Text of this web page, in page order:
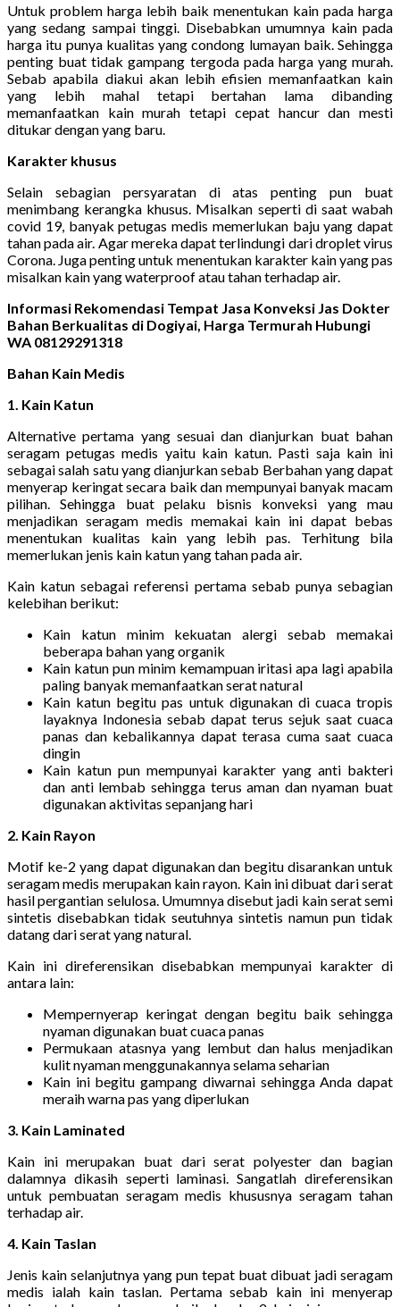
Untuk problem harga lebih baik menentukan kain pada harga
yang sedang sampai tinggi. Disebabkan umumnya kain pada
harga itu punya kualitas yang condong lumayan baik. Sehingga
penting buat tidak gampang tergoda pada harga yang murah.
Sebab apabila diakui akan lebih efisien memanfaatkan kain
yang lebih mahal tetapi bertahan lama dibanding
memanfaatkan kain murah tetapi cepat hancur dan mesti
ditukar dengan yang baru.
Karakter khusus
Selain sebagian persyaratan di atas penting pun buat
menimbang kerangka khusus. Misalkan seperti di saat wabah
covid 19, banyak petugas medis memerlukan baju yang dapat
tahan pada air. Agar mereka dapat terlindungi dari droplet virus
Corona. Juga penting untuk menentukan karakter kain yang pas
misalkan kain yang waterproof atau tahan terhadap air.
Informasi Rekomendasi Tempat Jasa Konveksi Jas Dokter
Bahan Berkualitas di Dogiyai, Harga Termurah Hubungi
WA 08129291318
Bahan Kain Medis
1. Kain Katun
Alternative pertama yang sesuai dan dianjurkan buat bahan
seragam petugas medis yaitu kain katun. Pasti saja kain ini
sebagai salah satu yang dianjurkan sebab Berbahan yang dapat
menyerap keringat secara baik dan mempunyai banyak macam
pilihan. Sehingga buat pelaku bisnis konveksi yang mau
menjadikan seragam medis memakai kain ini dapat bebas
menentukan kualitas kain yang lebih pas. Terhitung bila
memerlukan jenis kain katun yang tahan pada air.
Kain katun sebagai referensi pertama sebab punya sebagian
kelebihan berikut:
Kain katun minim kekuatan alergi sebab memakai
beberapa bahan yang organik
Kain katun pun minim kemampuan iritasi apa lagi apabila
paling banyak memanfaatkan serat natural
Kain katun begitu pas untuk digunakan di cuaca tropis
layaknya Indonesia sebab dapat terus sejuk saat cuaca
panas dan kebalikannya dapat terasa cuma saat cuaca
dingin
Kain katun pun mempunyai karakter yang anti bakteri
dan anti lembab sehingga terus aman dan nyaman buat
digunakan aktivitas sepanjang hari
2. Kain Rayon
Motif ke-2 yang dapat digunakan dan begitu disarankan untuk
seragam medis merupakan kain rayon. Kain ini dibuat dari serat
hasil pergantian selulosa. Umumnya disebut jadi kain serat semi
sintetis disebabkan tidak seutuhnya sintetis namun pun tidak
datang dari serat yang natural.
Kain ini direferensikan disebabkan mempunyai karakter di
antara lain:
Mempernyerap keringat dengan begitu baik sehingga
nyaman digunakan buat cuaca panas
Permukaan atasnya yang lembut dan halus menjadikan
kulit nyaman menggunakannya selama seharian
Kain ini begitu gampang diwarnai sehingga Anda dapat
meraih warna pas yang diperlukan
3. Kain Laminated
Kain ini merupakan buat dari serat polyester dan bagian
dalamnya dikasih seperti laminasi. Sangatlah direferensikan
untuk pembuatan seragam medis khususnya seragam tahan
terhadap air.
4. Kain Taslan
Jenis kain selanjutnya yang pun tepat buat dibuat jadi seragam
medis ialah kain taslan. Pertama sebab kain ini menyerap